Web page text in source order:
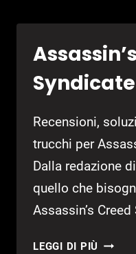
GRATIS
EPIC
Syndicate
Recensioni,
trucchi per
Dalla redazione
quello che
Assassin’s
LEGGI DI PIÙ